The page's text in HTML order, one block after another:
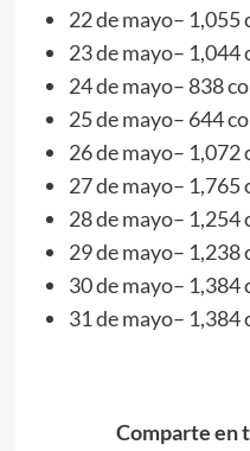
22 de mayo– 1,055
23 de mayo– 1,044
24 de mayo– 838
25 de mayo– 644
26 de mayo– 1,072
27 de mayo– 1,765
28 de mayo– 1,254
29 de mayo– 1,238
30 de mayo– 1,384
31 de mayo– 1,384
Comparte en